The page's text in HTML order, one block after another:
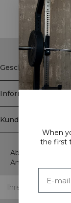
Geschäft
Information
Kundendienst
Abonnieren Sie
Angebote,
When
the first